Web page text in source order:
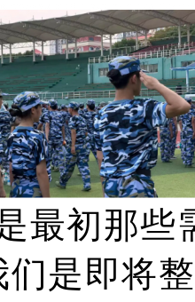
最初那些
们是即将